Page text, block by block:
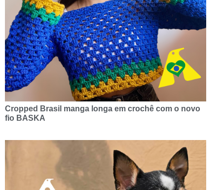
Cropped Brasil manga longa em crochê com o novo
fio BASKA